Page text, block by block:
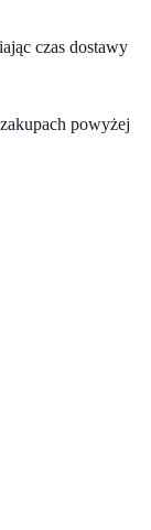
czas dostawy
powyżej